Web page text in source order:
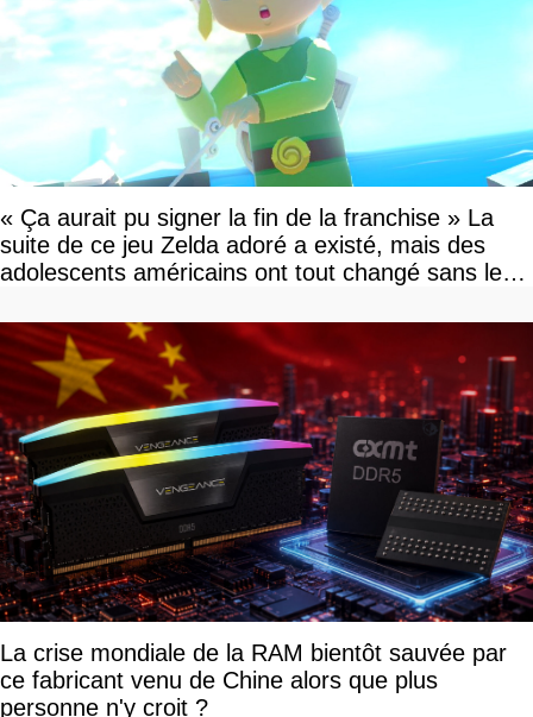
« Ça aurait pu signer la fin de la franchise » La
suite de ce jeu Zelda adoré a existé, mais des
adolescents américains ont tout changé sans le
La crise mondiale de la RAM bientôt sauvée par
ce fabricant venu de Chine alors que plus
personne n'y croit ?